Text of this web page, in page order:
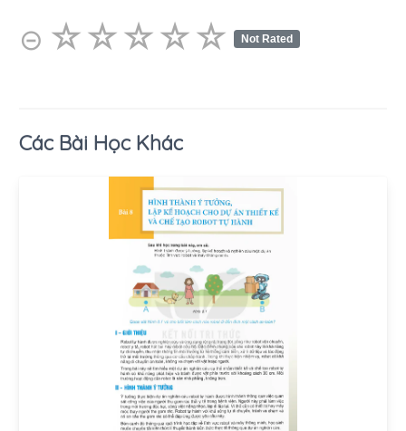
⊝ ☆☆☆☆☆
★★★★★ Not Rated
Các Bài Học Khác